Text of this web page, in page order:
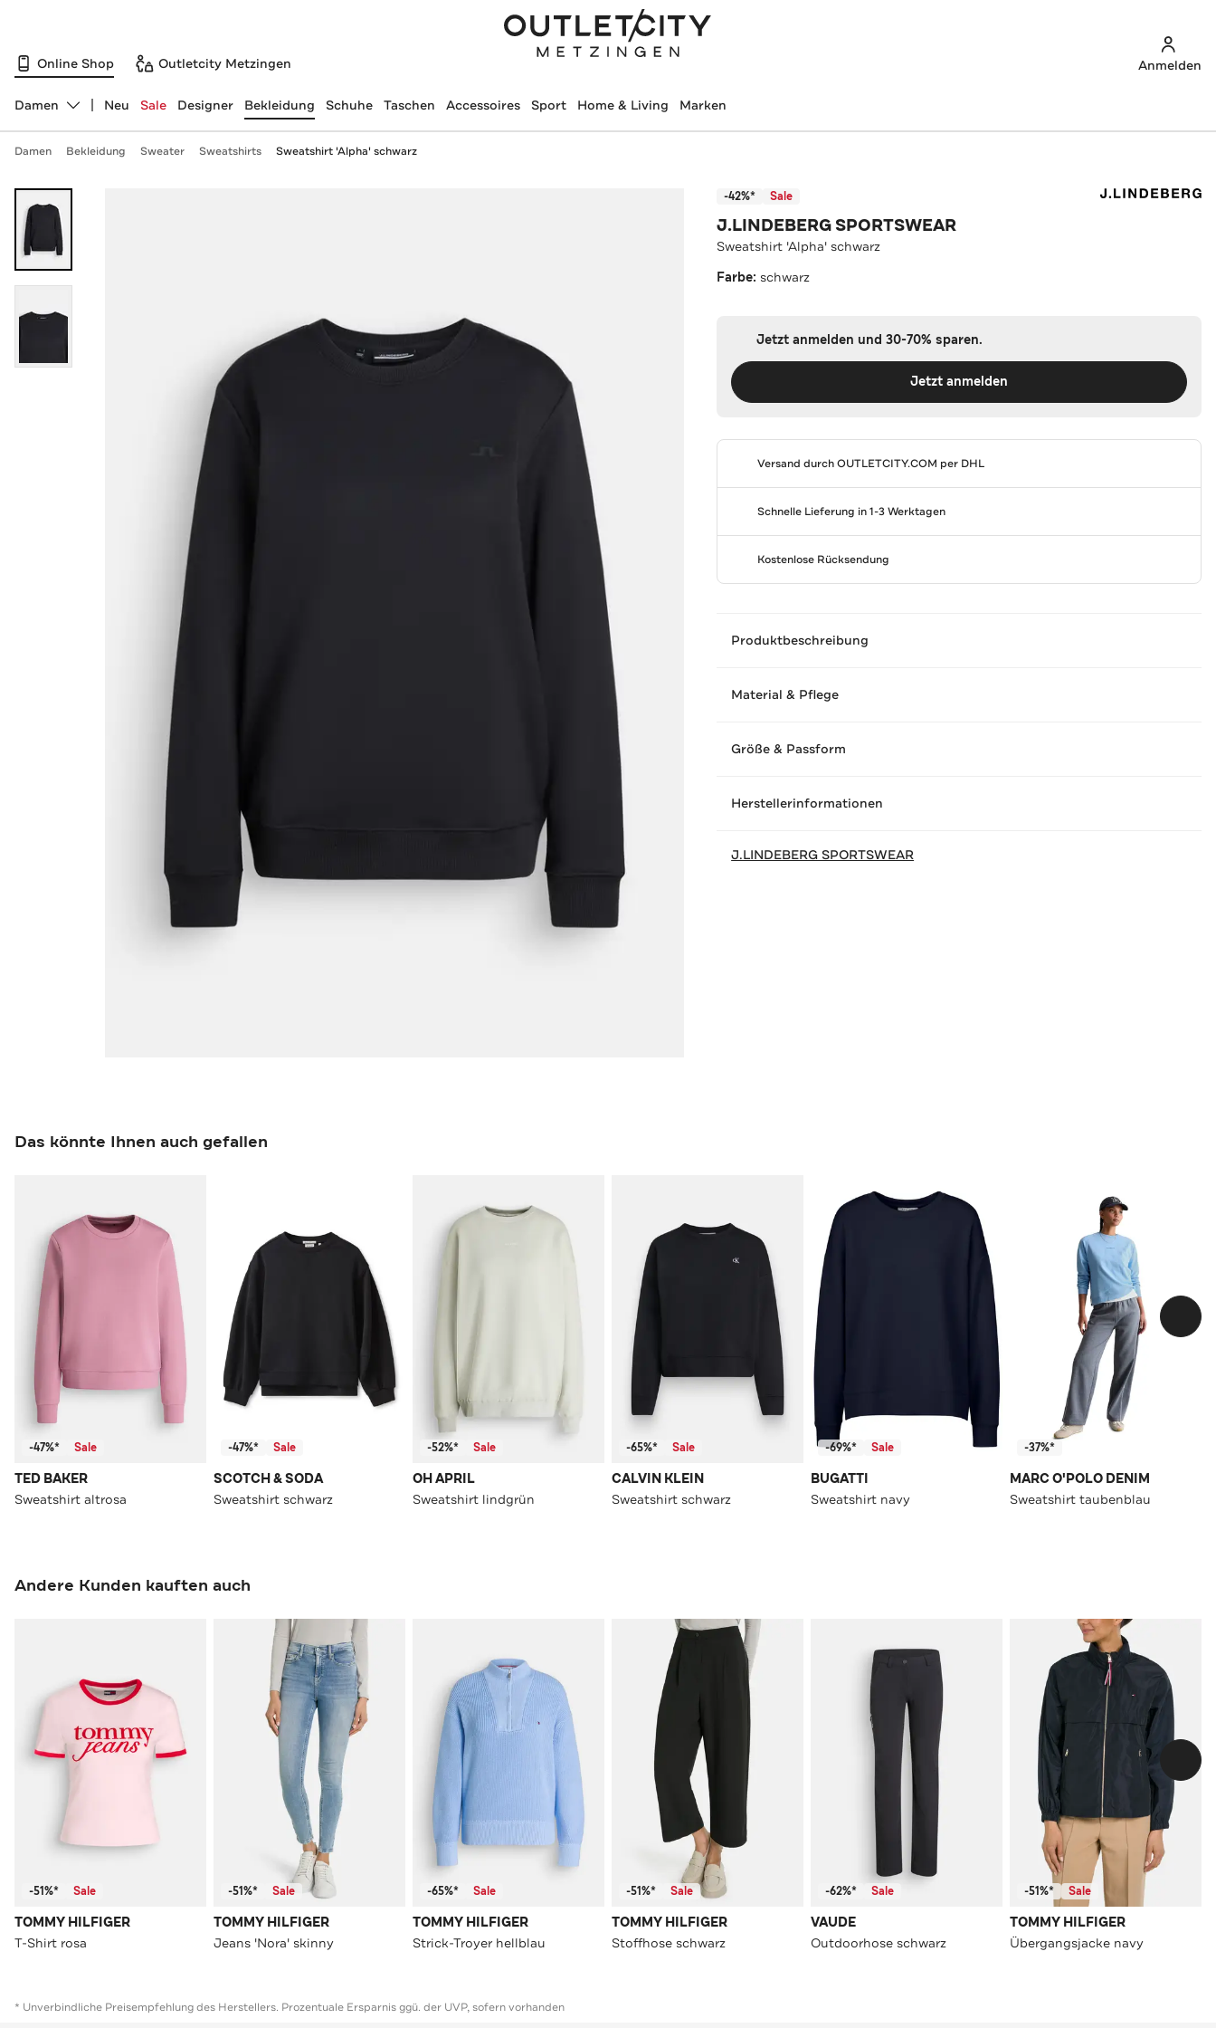
Online Shop Outletcity Metzingen Anmelden
Abteilung ändern, ausgewählt:
Damen Neu Sale Designer Bekleidung Schuhe Taschen Accessoires Sport Home & Living Marken
Damen Bekleidung Sweater Sweatshirts Sweatshirt 'Alpha' schwarz
-42%* Sale
J.LINDEBERG SPORTSWEAR
Sweatshirt 'Alpha' schwarz
Farbe: schwarz
Jetzt anmelden und 30-70% sparen.
Jetzt anmelden
Versand durchOUTLETCITY.COM per DHL
Schnelle Lieferung in 1-3 Werktagen
Kostenlose Rücksendung
Produktbeschreibung
Material & Pflege
Größe & Passform
Herstellerinformationen
J.LINDEBERG SPORTSWEAR
Das könnte Ihnen auch gefallen
-47%* Sale
TED BAKER
Sweatshirt altrosa
-47%* Sale
SCOTCH & SODA
Sweatshirt schwarz
-52%* Sale
OH APRIL
Sweatshirt lindgrün
-65%* Sale
CALVIN KLEIN
Sweatshirt schwarz
-69%* Sale
BUGATTI
Sweatshirt navy
-37%*
MARC O'POLO DENIM
Sweatshirt taubenblau
Andere Kunden kauften auch
-51%* Sale
TOMMY HILFIGER
T-Shirt rosa
-51%* Sale
TOMMY HILFIGER
Jeans 'Nora' skinny
-65%* Sale
TOMMY HILFIGER
Strick-Troyer hellblau
-51%* Sale
TOMMY HILFIGER
Stoffhose schwarz
-62%* Sale
VAUDE
Outdoorhose schwarz
-51%* Sale
TOMMY HILFIGER
Übergangsjacke navy
* Unverbindliche Preisempfehlung des Herstellers. Prozentuale Ersparnis ggü. der UVP, sofern vorhanden